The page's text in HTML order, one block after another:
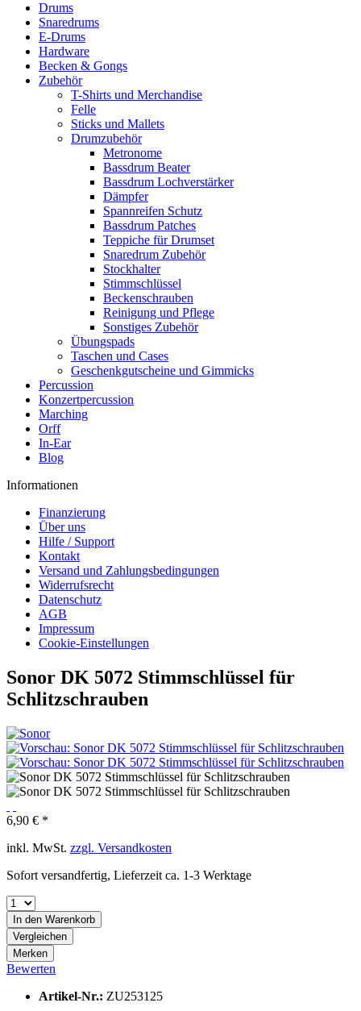
Drums
Snaredrums
E-Drums
Hardware
Becken & Gongs
Zubehör
T-Shirts und Merchandise
Felle
Sticks und Mallets
Drumzubehör
Metronome
Bassdrum Beater
Bassdrum Lochverstärker
Dämpfer
Spannreifen Schutz
Bassdrum Patches
Teppiche für Drumset
Snaredrum Zubehör
Stockhalter
Stimmschlüssel
Beckenschrauben
Reinigung und Pflege
Sonstiges Zubehör
Übungspads
Taschen und Cases
Geschenkgutscheine und Gimmicks
Percussion
Konzertpercussion
Marching
Orff
In-Ear
Blog
Informationen
Finanzierung
Über uns
Hilfe / Support
Kontakt
Versand und Zahlungsbedingungen
Widerrufsrecht
Datenschutz
AGB
Impressum
Cookie-Einstellungen
Sonor DK 5072 Stimmschlüssel für
Schlitzschrauben
6,90 € *
inkl. MwSt. zzgl. Versandkosten
Sofort versandfertig, Lieferzeit ca. 1-3 Werktage
In den Warenkorb
Vergleichen
Merken
Bewerten
Artikel-Nr.: ZU253125